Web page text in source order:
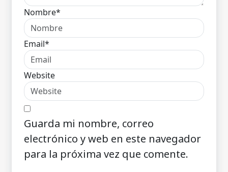
Nombre*
Email*
Website
Guarda mi nombre, correo
electrónico y web en este navegador
para la próxima vez que comente.